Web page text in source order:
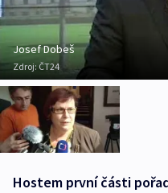
Josef Dobeš
Zdroj:ČT24
Hostem první části